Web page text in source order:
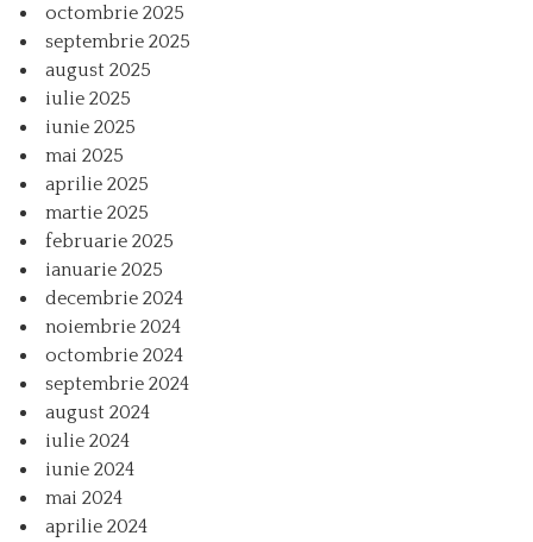
octombrie 2025
septembrie 2025
august 2025
iulie 2025
iunie 2025
mai 2025
aprilie 2025
martie 2025
februarie 2025
ianuarie 2025
decembrie 2024
noiembrie 2024
octombrie 2024
septembrie 2024
august 2024
iulie 2024
iunie 2024
mai 2024
aprilie 2024